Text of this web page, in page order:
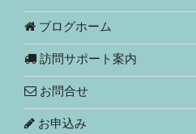
ブログホーム
訪問サポート案内
お問合せ
お申込み